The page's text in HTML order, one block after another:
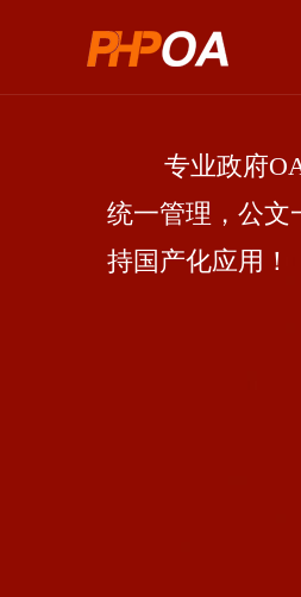
专业政府OA
统一管理，公文
持国产化应用！